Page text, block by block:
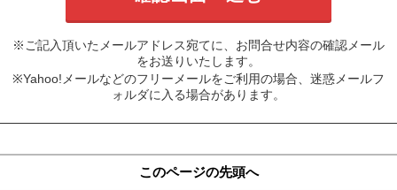
※ご記入頂いたメールアドレス宛てに、お問合せ内容の確認メール
をお送りいたします。
※Yahoo!メールなどのフリーメールをご利用の場合、迷惑メールフ
ォルダに入る場合があります。
このページの先頭へ